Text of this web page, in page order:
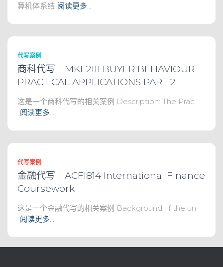
算机体系结 阅读更多…
代写案例
商科代写｜MKF2111 BUYER BEHAVIOUR
PRACTICAL APPLICATIONS PART 2
这是一个商科代写的相关案例 Description: The Prac
阅读更多…
代写案例
金融代写｜ACFI814 International Finance
Coursework
这是一个金融代写的相关案例 Background: If the un
阅读更多…